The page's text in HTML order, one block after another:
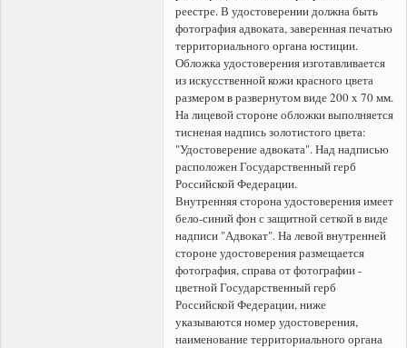
реестре. В удостоверении должна быть
фотография адвоката, заверенная печатью
территориального органа юстиции.
Обложка удостоверения изготавливается
из искусственной кожи красного цвета
размером в развернутом виде 200 x 70 мм.
На лицевой стороне обложки выполняется
тисненая надпись золотистого цвета:
"Удостоверение адвоката". Над надписью
расположен Государственный герб
Российской Федерации.
Внутренняя сторона удостоверения имеет
бело-синий фон с защитной сеткой в виде
надписи "Адвокат". На левой внутренней
стороне удостоверения размещается
фотография, справа от фотографии -
цветной Государственный герб
Российской Федерации, ниже
указываются номер удостоверения,
наименование территориального органа